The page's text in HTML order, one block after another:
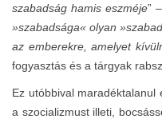
szabadság hamis eszméje”
»szabadsága« olyan
az emberekre, amelyet
fogyasztás és a tárgyak
Ez utóbbival maradéktalanul
a szocializmust illeti,